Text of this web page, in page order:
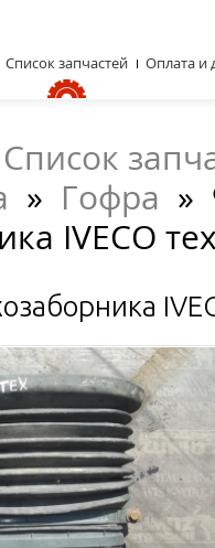
Список
» Гофра »
IVECO
Список запчастей Оплата и